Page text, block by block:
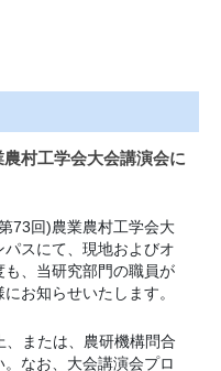
村工学会大会講演会に
73回)農業農村工学会大
スにて、現地およびオ
、当研究部門の職員が
お知らせいたします。
または、農研機構問合
なお、大会講演会プロ